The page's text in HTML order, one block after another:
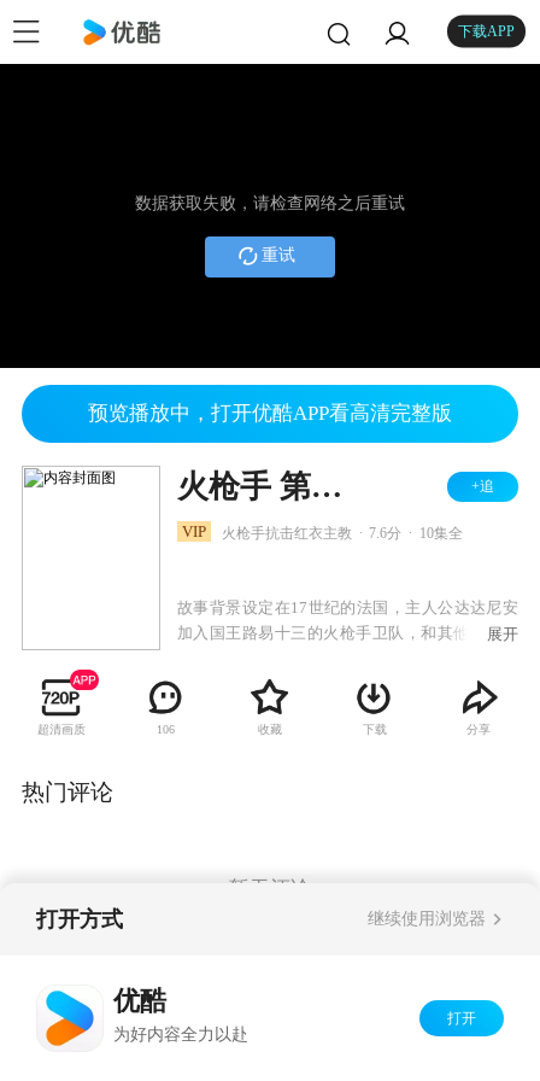
下载APP
数据获取失败，请检查网络之后重试
重试
预览播放中，打开优酷APP看高清完整版
火枪手 第二季 +追
VIP 火枪手抗击红衣主教 7.6分 10集全
故事背景设定在17世纪的法国，主人公达达尼安
加入国王路易十三的火枪手卫队，和其他三个火
共同保护安娜王后，并抗击红衣主教黎塞留。
展开
超清画质 106 收藏 下载 分享
热门评论
暂无评论
打开方式 继续使用浏览器
优酷
为好内容全力以赴
打开